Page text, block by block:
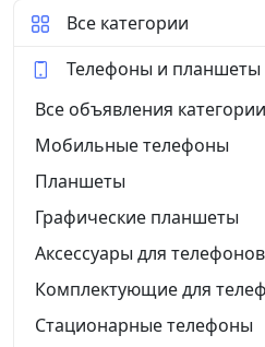
Все категории
Телефоны и планшеты
Все объявления категории
Мобильные телефоны
Планшеты
Графические планшеты
Аксессуары для телефонов
Комплектующие для
Стационарные телефоны